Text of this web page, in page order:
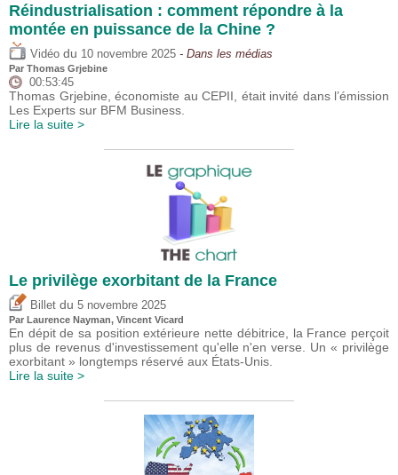
Réindustrialisation : comment répondre à la
montée en puissance de la Chine ?
Vidéo du 10 novembre 2025 - Dans les médias
Par Thomas Grjebine
00:53:45
Thomas Grjebine, économiste au CEPII, était invité dans l’émission
Les Experts sur BFM Business.
Lire la suite >
Le privilège exorbitant de la France
Billet du 5 novembre 2025
Par Laurence Nayman, Vincent Vicard
En dépit de sa position extérieure nette débitrice, la France perçoit
plus de revenus d'investissement qu'elle n'en verse. Un « privilège
exorbitant » longtemps réservé aux États-Unis.
Lire la suite >